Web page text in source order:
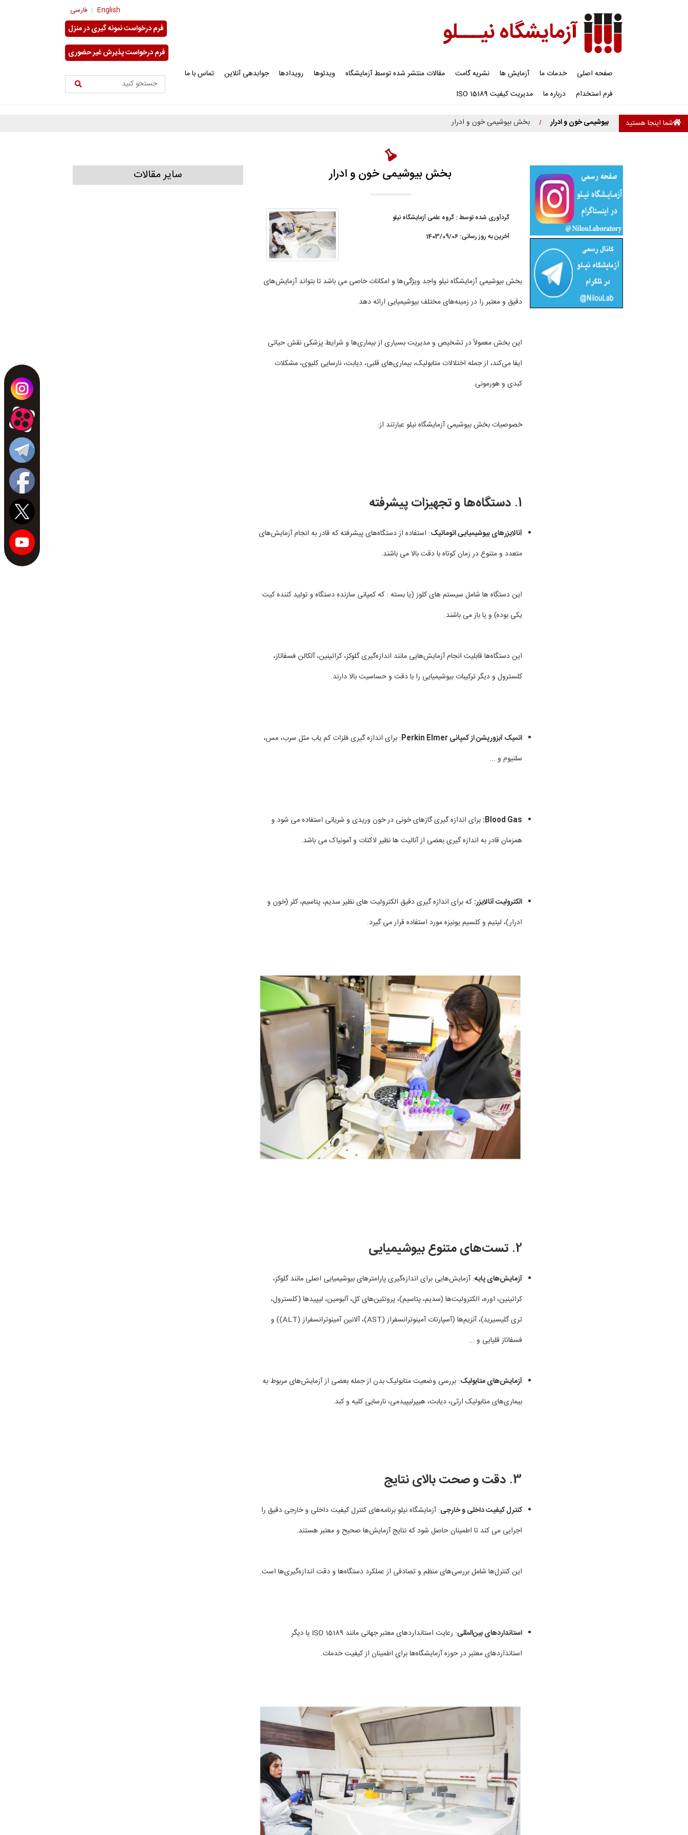
آزمایشگاه نیـــلو
فارسی English
فرم درخواست نمونه گیری در منزل
فرم درخواست پذیرش غیر حضوری
صفحه اصلی
خدمات ما آزمایش ها نشریه گامت مقالات منتشر شده توسط آزمایشگاه ویدئوها رویدادها جوابدهی آنلاین
تماس با ما
فرم استخدام
درباره ما مدیریت کیفیت ISO 15189
شما اینجا هستید بیوشیمی خون و ادرار بخش بیوشیمی خون و ادرار
بخش بیوشیمی خون و ادرار
گردآوری شده توسط : گروه علمی آزمایشگاه نیلو
آخرین به روز رسانی: 1403/09/06
بخش بیوشیمی آزمایشگاه نیلو واجد ویژگی‌ها و امکانات خاصی می باشد تا بتواند آزمایش‌های
دقیق و معتبر را در زمینه‌های مختلف بیوشیمیایی ارائه دهد.
این بخش معمولاً در تشخیص و مدیریت بسیاری از بیماری‌ها و شرایط پزشکی نقش حیاتی
ایفا می‌کند، از جمله اختلالات متابولیک، بیماری‌های قلبی، دیابت، نارسایی کلیوی، مشکلات
کبدی و هورمونی.
خصوصیات بخش بیوشیمی آزمایشگاه نیلو عبارتند از:
1. دستگاه‌ها و تجهیزات پیشرفته
آنالایزرهای بیوشیمیایی اتوماتیک: استفاده از دستگاه‌های پیشرفته که قادر به انجام آزمایش‌های
متعدد و متنوع در زمان کوتاه با دقت بالا می باشند.
این دستگاه ها شامل سیستم های کلوز (یا بسته : که کمپانی سازنده دستگاه و تولید کننده کیت
یکی بوده) و یا باز می باشند.
این دستگاه‌ها قابلیت انجام آزمایش‌هایی مانند اندازه‌گیری گلوکز، کراتینین، آلکالن فسفاتاز،
کلسترول و دیگر ترکیبات بیوشیمیایی را با دقت و حساسیت بالا دارند.
اتمیک آبزورپشن از کمپانی Perkin Elmer
: برای اندازه گیری فلزات کم یاب مثل سرب، مس،
سلنیوم و ...
Blood Gas: برای اندازه گیری گازهای خونی در خون وریدی و شریانی استفاده می شود و
همزمان قادر به اندازه گیری بعضی از آنالیت ها نظیر لاکتات و آمونیاک می باشد.
الکترولیت آنالایزر: که برای اندازه گیری دقیق الکترولیت های نظیر سدیم، پتاسیم، کلر (خون و
ادرار)، لیتیم و کلسیم یونیزه مورد استفاده قرار می گیرد.
2. تست‌های متنوع بیوشیمیایی
آزمایش‌های پایه: آزمایش‌هایی برای اندازه‌گیری پارامترهای بیوشیمیایی اصلی مانند گلوکز،
کراتینین، اوره، الکترولیت‌ها (سدیم، پتاسیم)، پروتئین‌های کل، آلبومین، لیپیدها (کلسترول،
تری گلیسیرید)، آنزیم‌ها (آسپارتات آمینوترانسفراز (AST)، آلانین آمینوترانسفراز (ALT)) و
فسفاتاز قلیایی و ...
آزمایش‌های متابولیک: بررسی وضعیت متابولیک بدن از جمله بعضی از آزمایش‌های مربوط به
بیماری‌های متابولیک ارثی، دیابت، هیپرلیپیدمی، نارسایی کلیه و کبد.
3. دقت و صحت بالای نتایج
کنترل کیفیت داخلی و خارجی: آزمایشگاه نیلو برنامه‌های کنترل کیفیت داخلی و خارجی دقیق را
اجرایی می کند تا اطمینان حاصل شود که نتایج آزمایش‌ها صحیح و معتبر هستند.
این کنترل‌ها شامل بررسی‌های منظم و تصادفی از عملکرد دستگاه‌ها و دقت اندازه‌گیری‌ها است.
استانداردهای بین‌المللی
: رعایت استانداردهای معتبر جهانی مانند ISO 15189 یا دیگر
استانداردهای معتبر در حوزه آزمایشگاه‌ها برای اطمینان از کیفیت خدمات.
سایر مقالات